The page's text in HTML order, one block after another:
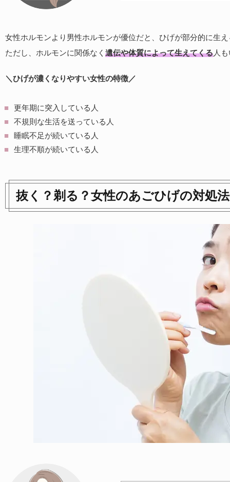
女性ホルモンより男性ホルモンが優位だと、ひげが部分的に生
ただし、ホルモンに関係なく 遺伝や体質によって生えてくる人
＼ひげが濃くなりやすい女性の特徴／
更年期に突入している人
不規則な生活を送っている人
睡眠不足が続いている人
生理不順が続いている人
抜く？剃る？女性のあごひげの対処法